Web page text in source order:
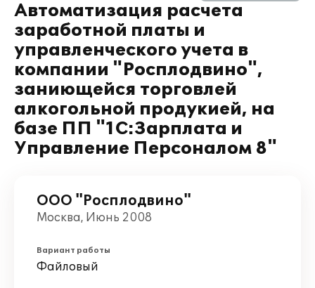
Автоматизация расчета
заработной платы и
управленческого учета в
компании "Росплодвино",
заниющейся торговлей
алкогольной продукией, на
базе ПП "1С:Зарплата и
Управление Персоналом 8"
ООО "Росплодвино"
Москва, Июнь 2008
Вариант работы
Файловый